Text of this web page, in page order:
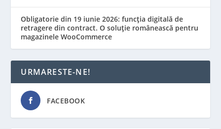
Obligatorie din 19 iunie 2026: funcția digitală de
retragere din contract. O soluție românească pentru
magazinele WooCommerce
URMARESTE-NE!
FACEBOOK